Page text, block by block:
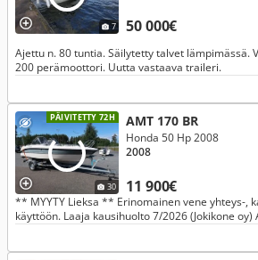
7 50 000€
Ajettu n. 80 tuntia. Säilytetty talvet lämpimässä.
200 perämoottori. Uutta vastaava traileri.
PÄIVITETTY 72H
30
AMT 170 BR
11 900€
Honda 50 Hp 2008
2008
** MYYTY Lieksa ** Erinomainen vene yhteys-, kalastus- ja vapaa-ajan
käyttöön. Laaja kausihuolto